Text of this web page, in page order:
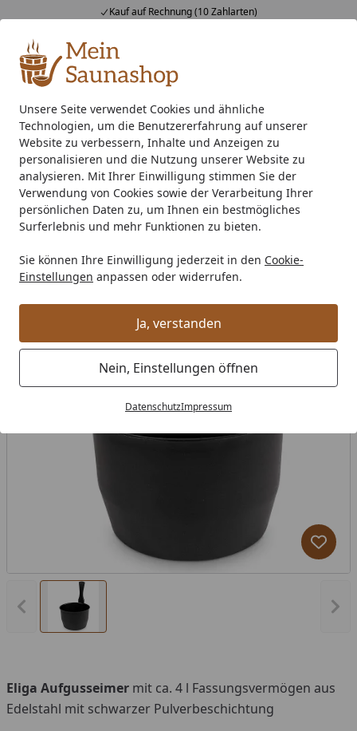
Unsere Seite verwendet Cookies und ähnliche
Technologien, um die Benutzererfahrung auf unserer
Website zu verbessern, Inhalte und Anzeigen zu
personalisieren und die Nutzung unserer Website zu
analysieren. Mit Ihrer Einwilligung stimmen Sie der
Verwendung von Cookies sowie der Verarbeitung Ihrer
persönlichen Daten zu, um Ihnen ein bestmögliches
Surferlebnis und mehr Funktionen zu bieten.
Sie können Ihre Einwilligung jederzeit in den Cookie-
Einstellungen anpassen oder widerrufen.
Ja, verstanden
Nein, Einstellungen öffnen
DatenschutzImpressum
Kauf auf Rechnung (10 Zahlarten)
Alle Produkte
Mein Konto
Suchen
Startseite
Zubehör Saunaausstattung Sonstiges Eliga
Eliga Aufgusseimer ca. 4 l aus
Edelstahl mit schwarzer
Pulverbeschichtung
Vorheriges Bild anzeigen
Eliga Aufgusseimer mit ca. 4 l Fassungsvermögen aus
Edelstahl mit schwarzer Pulverbeschichtung